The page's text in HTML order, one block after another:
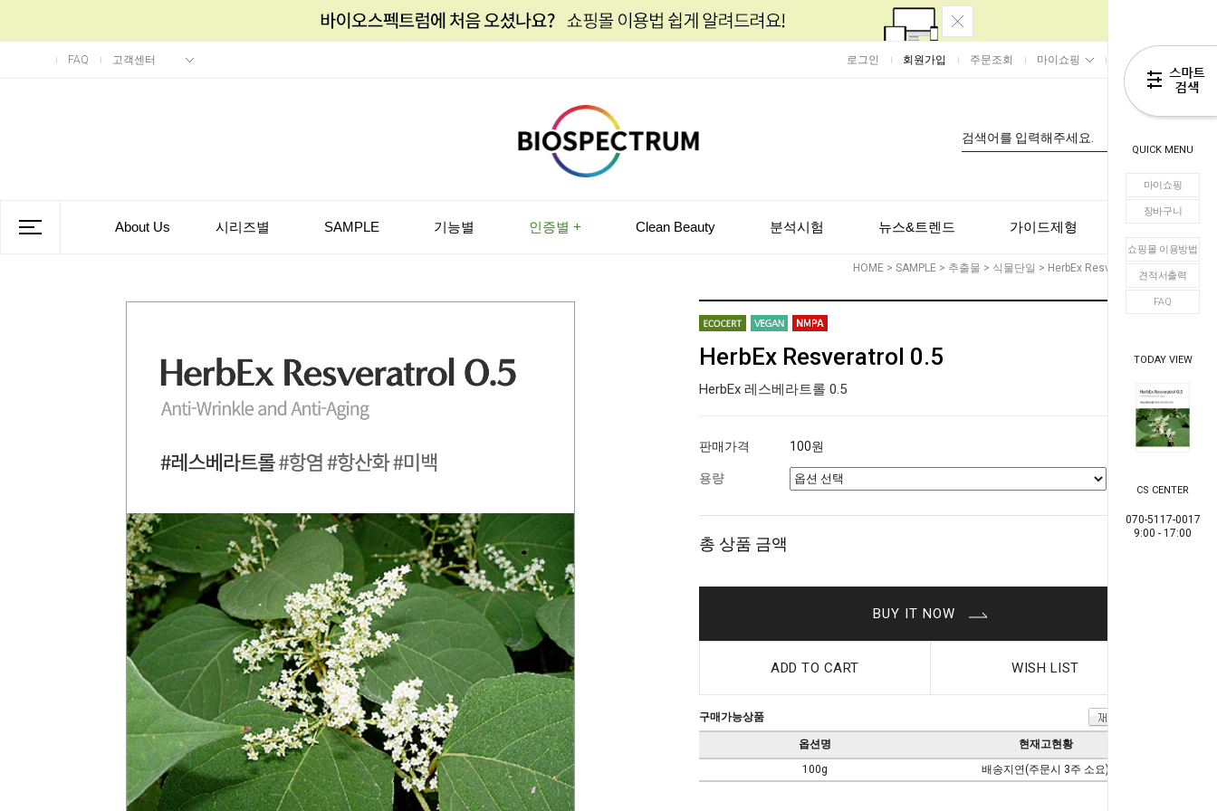
QUICK MENU
마이쇼핑
장바구니
쇼핑몰 이용방법
견적서출력
FAQ
TODAY VIEW
CS CENTER
070-5117-0017
9:00 - 17:00
FAQ 고객센터 로그인 회원가입 주문조회 마이쇼핑 장바구니
About Us 시리즈별 SAMPLE 기능별 인증별 + Clean Beauty 분석시험 뉴스&트렌드 가이드제형
HOME > SAMPLE > 추출물 > 식물단일 > HerbEx Resveratrol 0.5
HerbEx Resveratrol 0.5
HerbEx 레스베라트롤 0.5
판매가격 100원
용량
총 상품 금액 0
BUY IT NOW
ADD TO CART WISH LIST
구매가능상품
옵션명
현재고현황
100g
배송지연(주문시 3주 소요)